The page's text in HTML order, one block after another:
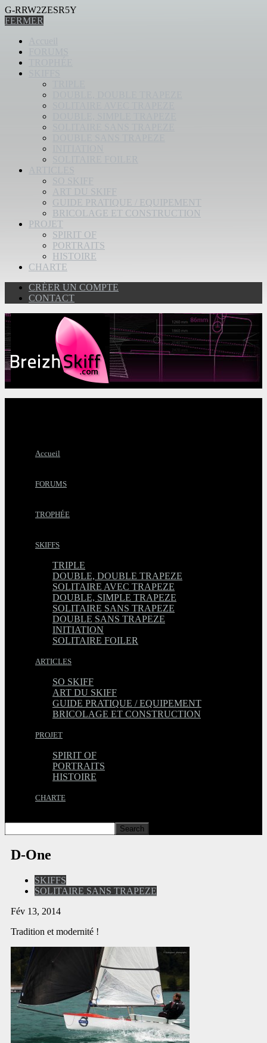
G-RRW2ZESR5Y
FERMER
SO SKIFF
ART DU SKIFF
GUIDE PRATIQUE / EQUIPEMENT
BRICOLAGE ET CONSTRUCTION
PROJET
SPIRIT OF
PORTRAITS
HISTOIRE
CHARTE
CRÉER UN COMPTE
CONTACT
Accueil
FORUMS
TROPHÉE
SKIFFS
TRIPLE
DOUBLE, DOUBLE TRAPEZE
SOLITAIRE AVEC TRAPEZE
DOUBLE, SIMPLE TRAPEZE
SOLITAIRE SANS TRAPEZE
DOUBLE SANS TRAPEZE
INITIATION
SOLITAIRE FOILER
ARTICLES
SO SKIFF
ART DU SKIFF
GUIDE PRATIQUE / EQUIPEMENT
BRICOLAGE ET CONSTRUCTION
PROJET
SPIRIT OF
PORTRAITS
HISTOIRE
CHARTE
D-One
SKIFFS
SOLITAIRE SANS TRAPEZE
Fév 13, 2014
Tradition et modernité !